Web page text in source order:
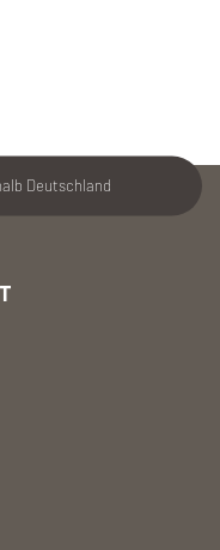
Deutschland